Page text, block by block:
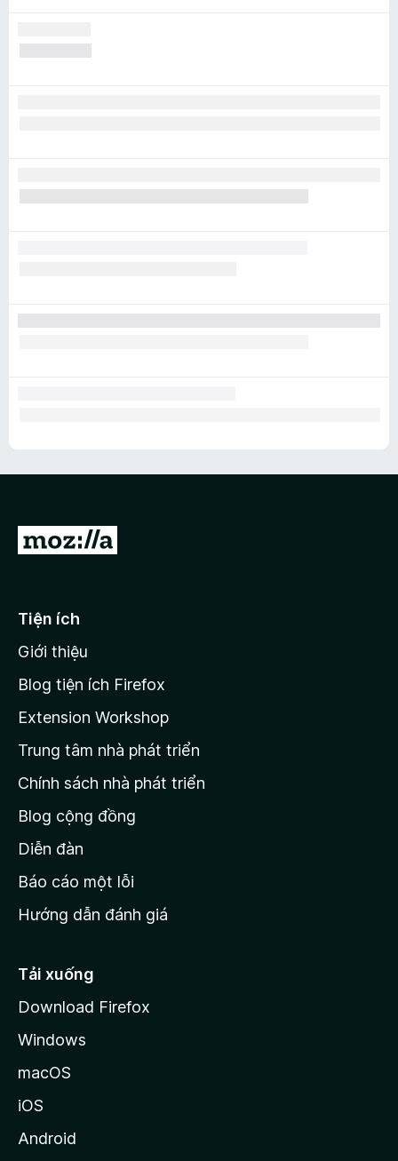
Đ
ế
t
r
n
g
c
ủ
M
o
i
l
Tiện ích
Giới thiệu
Blog tiện ích Firefox
Extension Workshop
Trung tâm nhà phát triển
Chính sách nhà phát triển
Blog cộng đồng
Diễn đàn
Báo cáo một lỗi
Hướng dẫn đánh giá
Tải xuống
Download Firefox
Windows
macOS
iOS
Android